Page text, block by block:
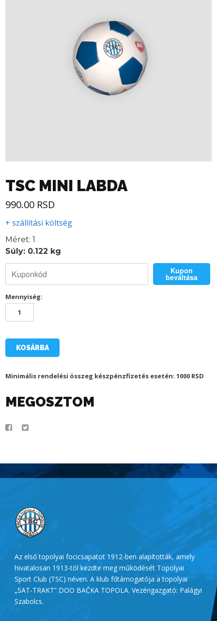
TSC MINI LABDA
990.00 RSD
+ szállítási költség
Méret: 1
Súly: 0.122 kg
Kupon
beváltása
Mennyiség:
TSC
KOSÁRBA
Minimális rendelési összeg készpénzfizetés esetén: 1000 RSD
MEGOSZTOM
Az első topolyai focicsapatot 1912-ben alapították, amely
hivatalosan 1913-tól kezdte meg működését Topolyai
Sport Club (TSC) néven. A klub főtámogatója a topolyai
„SAT-TRAKT” DOO BAČKA TOPOLA. Vezérigazgató: Palágyi
Szabolcs.